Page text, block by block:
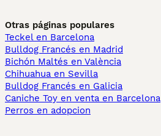
Otras páginas populares
Teckel en Barcelona
Bulldog Francés en Madrid
Bichón Maltés en València
Chihuahua en Sevilla
Bulldog Francés en Galicia
Caniche Toy en venta en Barcelona
Perros en adopcion